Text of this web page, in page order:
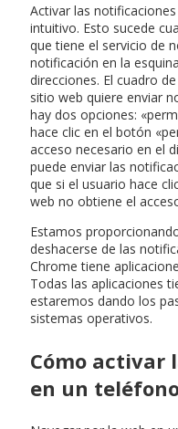
Activar las
intuitivo. Esto sucede
que tiene el servicio de
notificación en la
direcciones. El cuadro
sitio web quiere enviar
hay dos opciones:
hace clic en el botón
acceso necesario en el
puede enviar las
que si el usuario hace
web no obtiene el
Estamos
deshacerse de las
Chrome tiene
Todas las aplicaciones
estaremos dando los
sistemas operativos.
Cómo activar
en un